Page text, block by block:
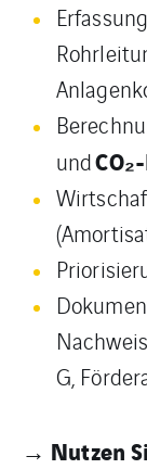
und
G,
→ Nutzen